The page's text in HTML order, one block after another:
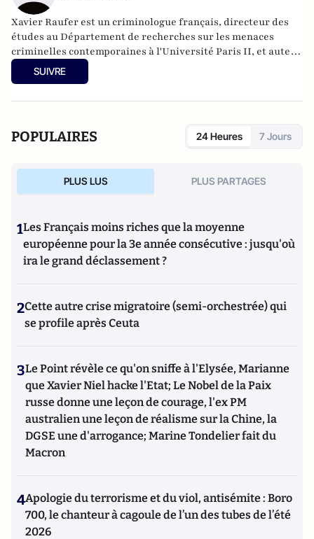
Xavier Raufer est un criminologue français, directeur des
études au Département de recherches sur les menaces
criminelles contemporaines à l'Université Paris II, et auteur
de nombreux ouvrages sur le sujet. Dernier en date:
criminalité organisée dans le chaos mondial : mafias,
SUIVRE
POPULAIRES 24 Heures 7 Jours
PLUS LUS PLUS PARTAGES
1Les Français moins riches que la moyenne
européenne pour la 3e année consécutive : jusqu'où
ira le grand déclassement ?
2Cette autre crise migratoire (semi-orchestrée) qui
se profile après Ceuta
3Le Point révèle ce qu'on sniffe à l'Elysée, Marianne
que Xavier Niel hacke l'Etat; Le Nobel de la Paix
russe donne une leçon de courage, l'ex PM
australien une leçon de réalisme sur la Chine, la
DGSE une d'arrogance; Marine Tondelier fait du
Macron
4Apologie du terrorisme et du viol, antisémite : Boro
700, le chanteur à cagoule de l’un des tubes de l’été
2026